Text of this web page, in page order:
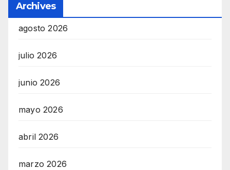
Archives
agosto 2026
julio 2026
junio 2026
mayo 2026
abril 2026
marzo 2026